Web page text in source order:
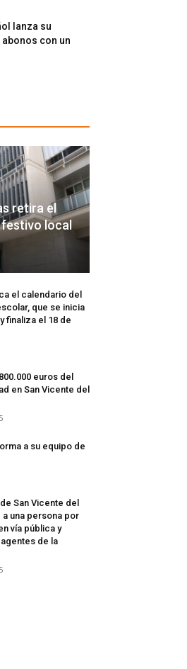
lanza su
con un
retira el
festivo local
el calendario del
que se inicia
finaliza el 18 de
euros del
en San Vicente del
a su equipo de
San Vicente del
una persona por
vía pública y
de la